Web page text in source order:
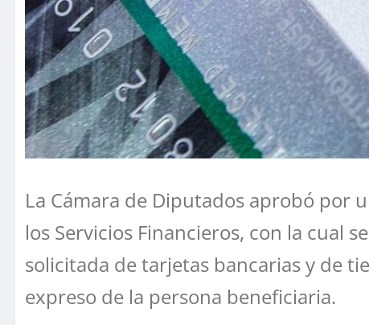
La Cámara de Diputados aprobó por
los Servicios Financieros, con la cual
solicitada de tarjetas bancarias y de
expreso de la persona beneficiaria.